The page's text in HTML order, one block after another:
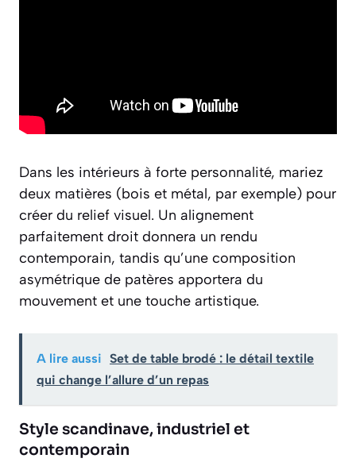
Dans les intérieurs à forte personnalité, mariez
deux matières (bois et métal, par exemple) pour
créer du relief visuel. Un alignement
parfaitement droit donnera un rendu
contemporain, tandis qu’une composition
asymétrique de patères apportera du
mouvement et une touche artistique.
A lire aussi Set de table brodé : le détail textile
qui change l’allure d’un repas
Style scandinave, industriel et
contemporain